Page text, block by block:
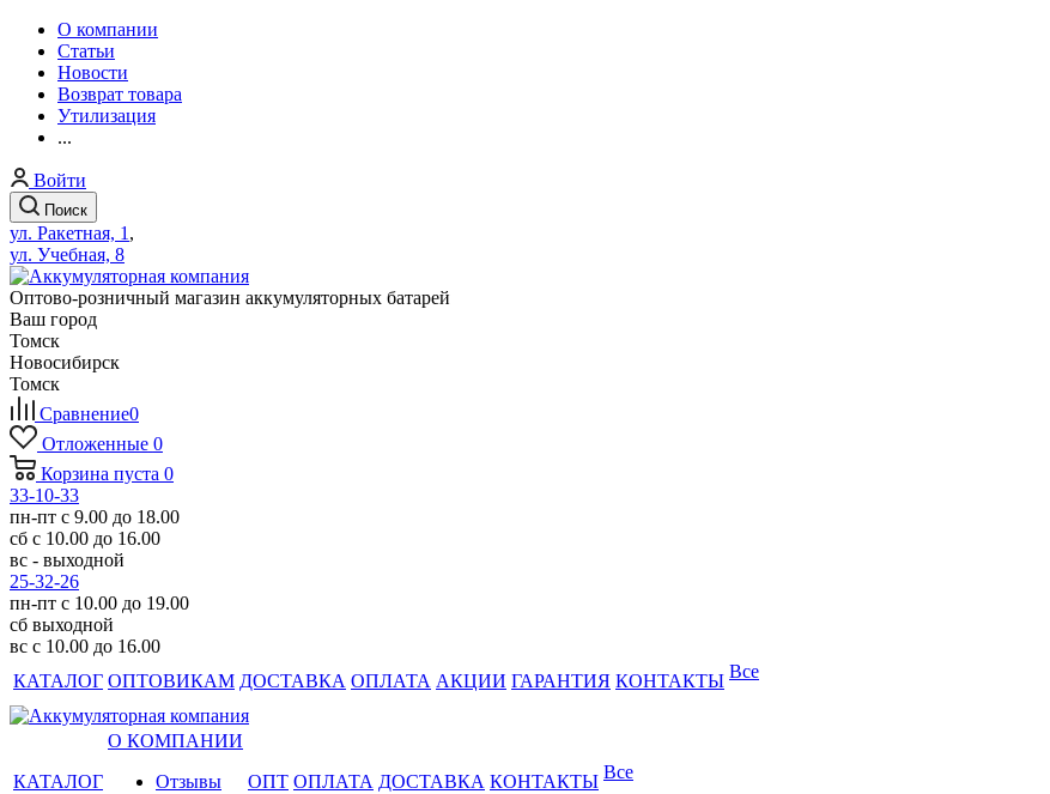
О компании
Статьи
Новости
Возврат товара
Утилизация
...
Войти
Поиск
ул. Ракетная, 1 ,
ул. Учебная, 8
Оптово-розничный магазин аккумуляторных батарей
Ваш город
Томск
Новосибирск
Томск
Сравнение0
Отложенные 0
Корзина пуста 0
33-10-33
пн-пт с 9.00 до 18.00
сб с 10.00 до 16.00
вс - выходной
25-32-26
пн-пт с 10.00 до 19.00
сб выходной
вс с 10.00 до 16.00
КАТАЛОГ ОПТОВИКАМ ДОСТАВКА ОПЛАТА АКЦИИ ГАРАНТИЯ КОНТАКТЫ Все
КАТАЛОГ
О КОМПАНИИ
Отзывы
ОПТ ОПЛАТА ДОСТАВКА КОНТАКТЫ Все